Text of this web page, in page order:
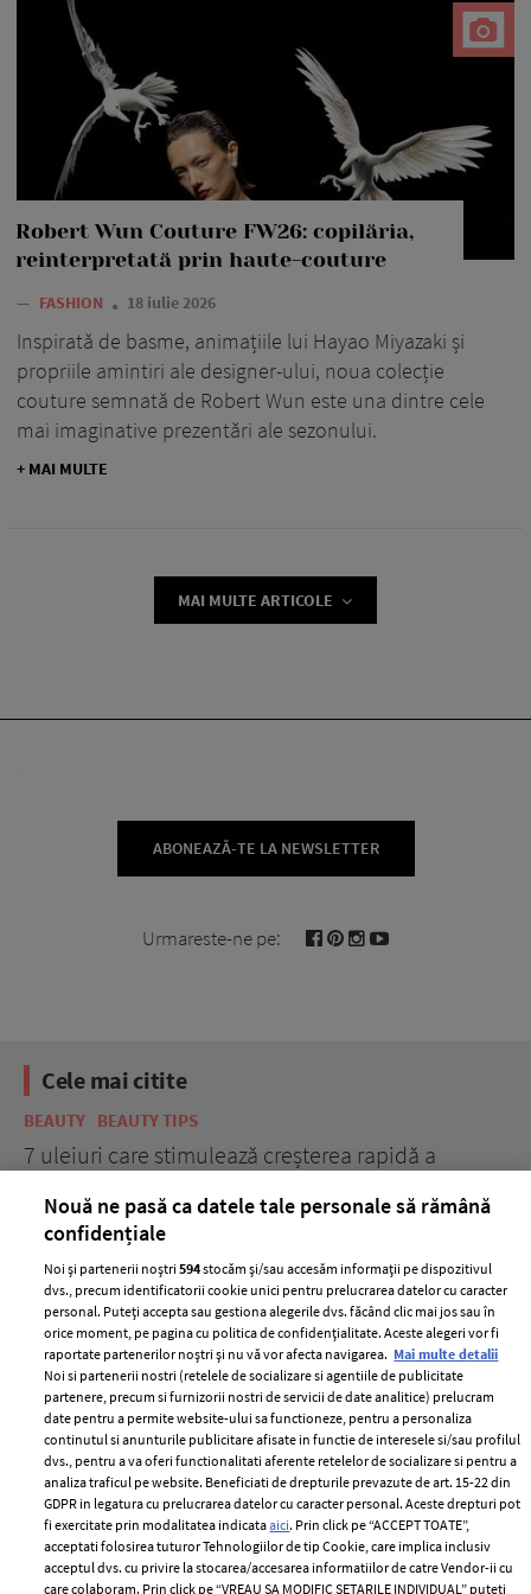
Robert Wun Couture FW26: copilăria,
reinterpretată prin haute-couture
— FASHION 18 iulie 2026
Inspirată de basme, animațiile lui Hayao Miyazaki și
propriile amintiri ale designer-ului, noua colecție
couture semnată de Robert Wun este una dintre cele
mai imaginative prezentări ale sezonului.
+ MAI MULTE
MAI MULTE ARTICOLE
ABONEAZĂ-TE LA NEWSLETTER
Urmareste-ne pe:
Cele mai citite
BEAUTY BEAUTY TIPS
7 uleiuri care stimulează creșterea rapidă a
ELLE Style Awards
2024
Despre ELLE
Romania
Contact
Abonamente
Termeni si conditii
Politica de
confidențialitate
Politica de cookies
Publicitate
Nouă ne pasă ca datele tale personale să rămână
confidențiale
Noi și partenerii noștri594stocăm și/sau accesăm informații pe dispozitivul
dvs., precum identificatorii cookie unici pentru prelucrarea datelor cu caracter
personal. Puteți accepta sau gestiona alegerile dvs. făcând clic mai jos sau în
orice moment, pe pagina cu politica de confidențialitate. Aceste alegeri vor fi
raportate partenerilor noștri și nu vă vor afecta navigarea. Mai multe detalii
Noi si partenerii nostri (retelele de socializare si agentiile de publicitate
partenere, precum si furnizorii nostri de servicii de date analitice) prelucram
date pentru a permite website-ului sa functioneze, pentru a personaliza
continutul si anunturile publicitare afisate in functie de interesele si/sau profilul
dvs., pentru a va oferi functionalitati aferente retelelor de socializare si pentru a
analiza traficul pe website. Beneficiati de drepturile prevazute de art. 15-22 din
GDPR in legatura cu prelucrarea datelor cu caracter personal. Aceste drepturi pot
fi exercitate prin modalitatea indicataaici. Prin click pe “ACCEPT TOATE”,
acceptati folosirea tuturor Tehnologiilor de tip Cookie, care implica inclusiv
acceptul dvs. cu privire la stocarea/accesarea informatiilor de catre Vendor-ii cu
care colaboram. Prin click pe “VREAU SA MODIFIC SETARILE INDIVIDUAL” puteti